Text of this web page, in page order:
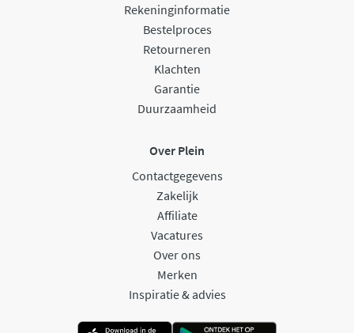
Rekeninginformatie
Bestelproces
Retourneren
Klachten
Garantie
Duurzaamheid
Over Plein
Contactgegevens
Zakelijk
Affiliate
Vacatures
Over ons
Merken
Inspiratie & advies